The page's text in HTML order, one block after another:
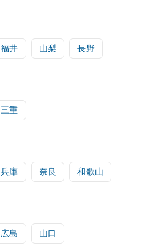
福井 山梨 長野
三重
兵庫 奈良 和歌山
広島 山口